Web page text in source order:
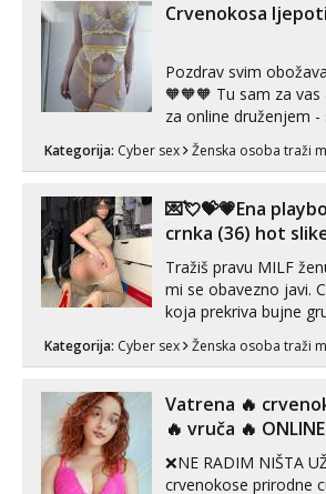
Crvenokosa
Pozdrav svim
🧡🧡🧡 Tu sam za
za online druženjem
možete zabaviti
ako vam nisam
😉 Radim i vruća
line pozive. Za vas
Kategorija: Cyber sex Ženska osoba traži
💌💘💝💗Ena
crnka (36) hot
Tražiš pravu MILF
mi se obavezno javi.
koja prekriva bujne
vidio, čista ŠESTICA!
bolje da ni ne pričam.
vjeruj mi, takve još
spremna za
Kategorija: Cyber sex Ženska osoba traži
Vatrena ‎️‍🔥
‎️‍🔥 vruča‎ ️‍🔥
❌NE RADIM NIŠTA
crvenokose prirodne